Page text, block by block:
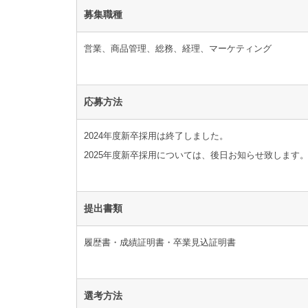
募集職種
営業、商品管理、総務、経理、マーケティング
応募方法
2024年度新卒採用は終了しました。
2025年度新卒採用については、後日お知らせ致します。
提出書類
履歴書・成績証明書・卒業見込証明書
選考方法